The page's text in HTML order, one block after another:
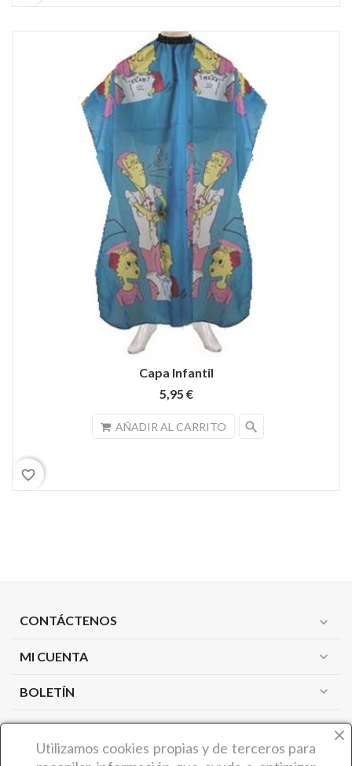
Capa Infantil
5,95 €
AÑADIR AL CARRITO search
favorite_border
CONTÁCTENOS expand_more
MI CUENTA expand_more
BOLETÍN expand_more
Utilizamos cookies propias y de terceros para